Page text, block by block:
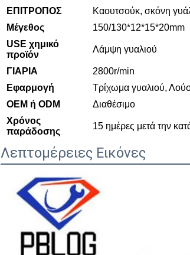
ΕΠΙΤΡΟΠΟΣ
Καουτσούκ, σκόνη
Μέγεθος
150/130*12*15*20mm
USE χημικό
προϊόν
Λάμψη γυαλιού
ΓΙΑΡΙΑ
2800r/min
Εφαρμογή
Τρίχωμα γυαλιού,
OEM ή ODM
Διαθέσιμο
Χρόνος
παράδοσης
15 ημέρες μετά την
Λεπτομέρειες Εικόνες